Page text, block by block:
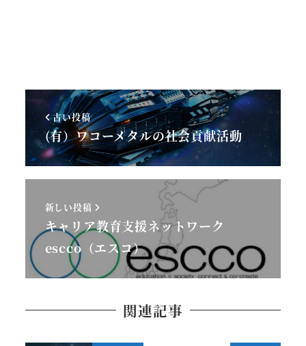
古い投稿
(有）ワコーメタルの社会貢献活動
新しい投稿
キャリア教育支援ネットワーク
escco（エスコ）
関連記事